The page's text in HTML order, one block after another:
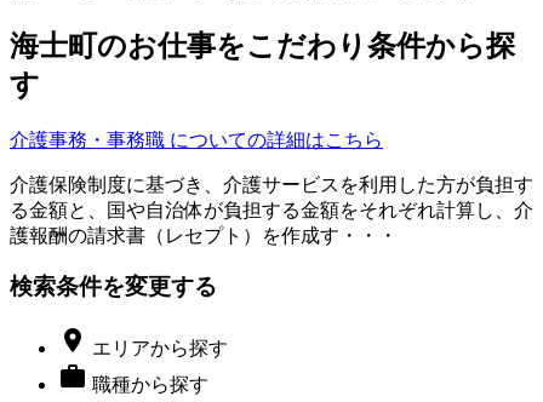
海士町のお仕事をこだわり条件から探
す
介護事務・事務職 についての詳細はこちら
介護保険制度に基づき、介護サービスを利用した方が負担す
る金額と、国や自治体が負担する金額をそれぞれ計算し、介
護報酬の請求書（レセプト）を作成す・・・
検索条件を変更する
 エリアから探す
 職種から探す